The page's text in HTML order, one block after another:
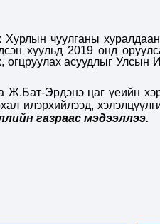
чуулганы
хуульд 2019 онд
асуудлыг Улсын
Эрдэнэ цаг үеийн
илэрхийлээд,
газраас мэдээллээ.